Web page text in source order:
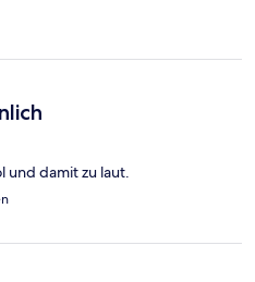
und damit zu laut.